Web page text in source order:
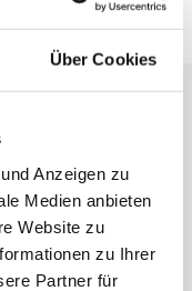
Über Cookies
Anzeigen zu
Medien anbieten
Website zu
zu Ihrer
Partner für